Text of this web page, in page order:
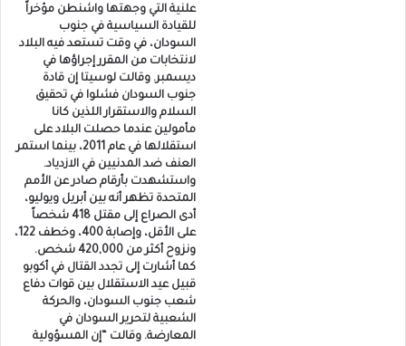
علنية التي وجهتها واشنطن مؤخراً
للقيادة السياسية في جنوب
السودان، في وقت تستعد فيه البلاد
لانتخابات من المقرر إجراؤها في
ديسمبر. وقالت لوسيتا إن قادة
جنوب السودان فشلوا في تحقيق
السلام والاستقرار اللذين كانا
مأمولين عندما حصلت البلاد على
استقلالها في عام 2011، بينما استمر
العنف ضد المدنيين في الازدياد.
واستشهدت بأرقام صادر عن الأمم
المتحدة تظهر أنه بين أبريل ويوليو،
أدى الصراع إلى مقتل 418 شخصاً
على الأقل، وإصابة 400، وخطف 122،
ونزوح أكثر من 420,000 شخص.
كما أشارت إلى تجدد القتال في أكوبو
قبيل عيد الاستقلال بين قوات دفاع
شعب جنوب السودان، والحركة
الشعبية لتحرير السودان في
المعارضة. وقالت “إن المسؤولية